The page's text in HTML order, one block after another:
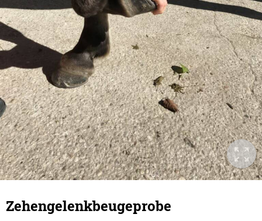
Zehengelenkbeugeprobe